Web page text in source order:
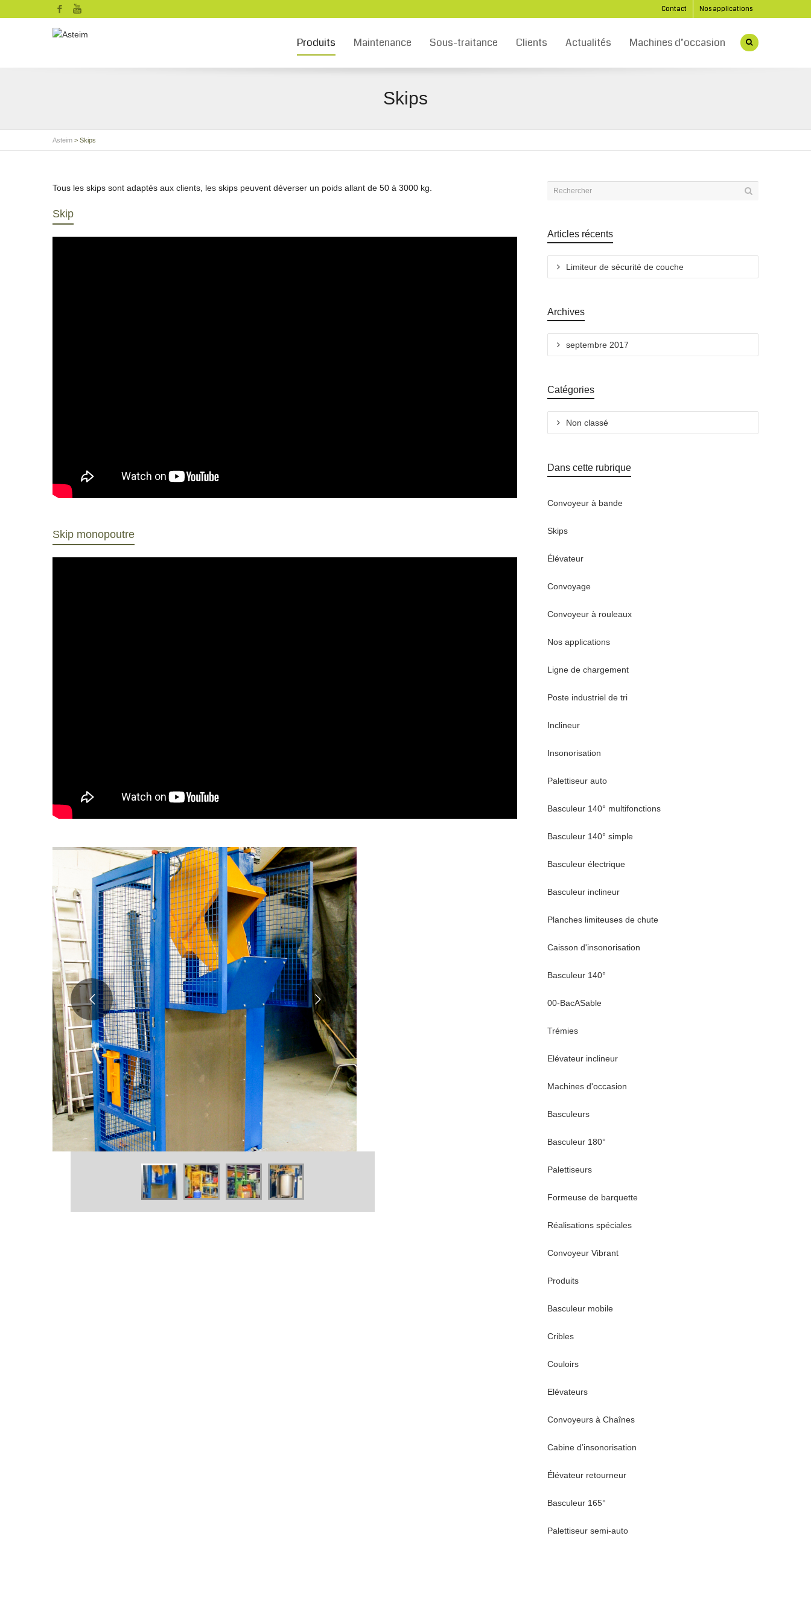
Contact Nos applications
Facebook
Produits Maintenance Sous-traitance Clients Actualités Machines d’occasion
Skips
Asteim > Skips
Tous les skips sont adaptés aux clients, les skips peuvent déverser un poids allant de 50 à 3000 kg.
Skip
Skip monopoutre
Articles récents
Limiteur de sécurité de couche
Archives
septembre 2017
Catégories
Non classé
Dans cette rubrique
Convoyeur à bande
Skips
Élévateur
Convoyage
Convoyeur à rouleaux
Nos applications
Ligne de chargement
Poste industriel de tri
Inclineur
Insonorisation
Palettiseur auto
Basculeur 140° multifonctions
Basculeur 140° simple
Basculeur électrique
Basculeur inclineur
Planches limiteuses de chute
Caisson d'insonorisation
Basculeur 140°
00-BacASable
Trémies
Elévateur inclineur
Machines d'occasion
Basculeurs
Basculeur 180°
Palettiseurs
Formeuse de barquette
Réalisations spéciales
Convoyeur Vibrant
Produits
Basculeur mobile
Cribles
Couloirs
Elévateurs
Convoyeurs à Chaînes
Cabine d’insonorisation
Élévateur retourneur
Basculeur 165°
Palettiseur semi-auto